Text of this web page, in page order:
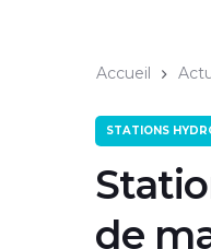
Accueil
STATIONS
de